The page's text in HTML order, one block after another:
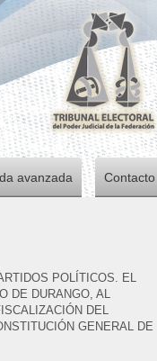
avanzada Contacto
POLÍTICOS. EL
DE DURANGO, AL
DEL
GENERAL DE